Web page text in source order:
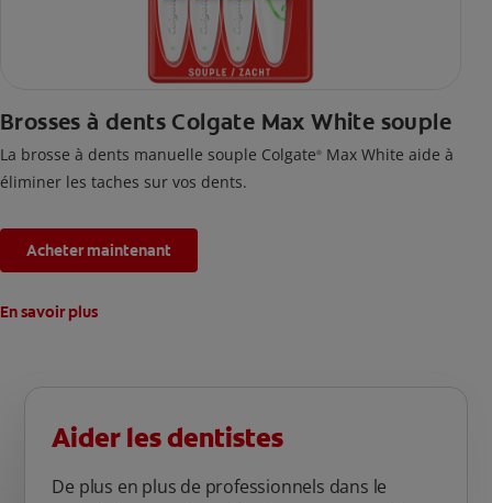
Brosses à dents Colgate Max White souple
La brosse à dents manuelle souple Colgate® Max White aide à
éliminer les taches sur vos dents.
Acheter maintenant
En savoir plus
Aider les dentistes
De plus en plus de professionnels dans le